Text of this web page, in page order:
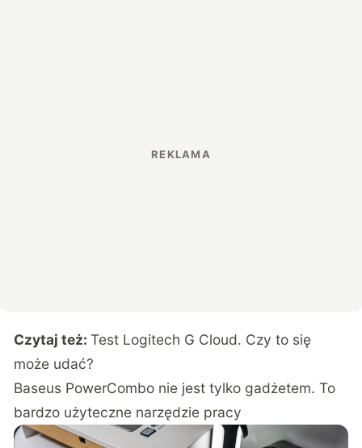
Czytaj też:Test Logitech G Cloud. Czy to się
może udać?
Baseus PowerCombo nie jest tylko gadżetem. To
bardzo użyteczne narzędzie pracy